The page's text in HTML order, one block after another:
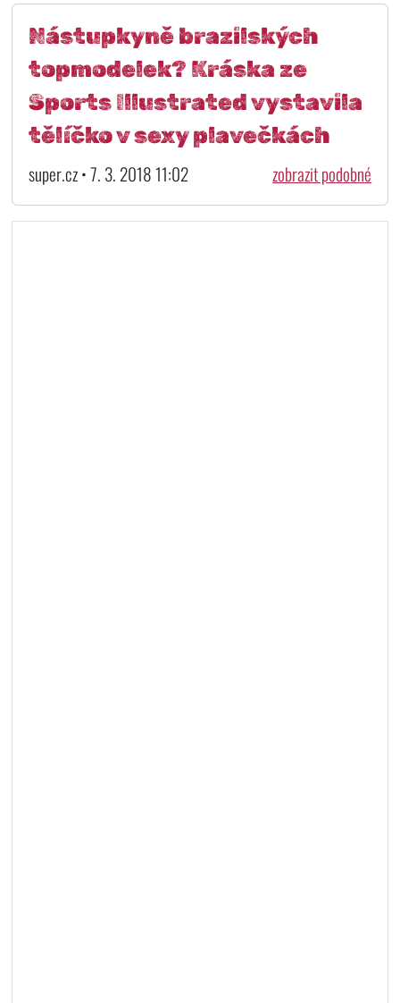
Nástupkyně brazilských
topmodelek? Kráska ze
Sports Illustrated vystavila
tělíčko v sexy plavečkách
super.cz • 7. 3. 2018 11:02 zobrazit podobné